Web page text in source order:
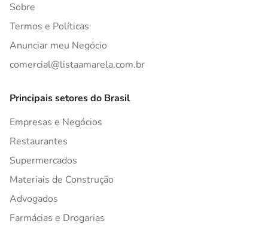
Sobre
Termos e Políticas
Anunciar meu Negócio
comercial@listaamarela.com.br
Principais setores do Brasil
Empresas e Negócios
Restaurantes
Supermercados
Materiais de Construção
Advogados
Farmácias e Drogarias